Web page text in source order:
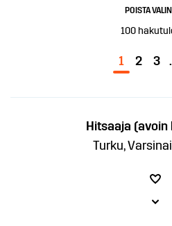
POISTA
100
1 2 3
Hitsaaja (avoin
Turku,